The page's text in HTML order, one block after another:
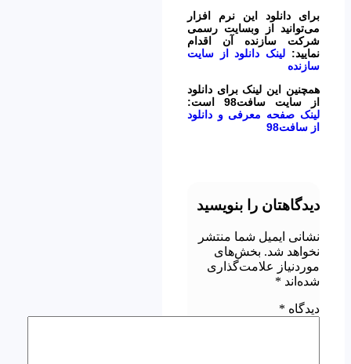
برای دانلود این نرم افزار
می‌توانید از وبسایت رسمی
شرکت سازنده آن اقدام
نمایید: لینک دانلود از سایت
سازنده
همچنین این لینک برای دانلود
از سایت سافت98 است:
لینک صفحه معرفی و دانلود
از سافت98
دیدگاهتان را بنویسید
نشانی ایمیل شما منتشر
نخواهد شد. بخش‌های
موردنیاز علامت‌گذاری
شده‌اند *
دیدگاه *